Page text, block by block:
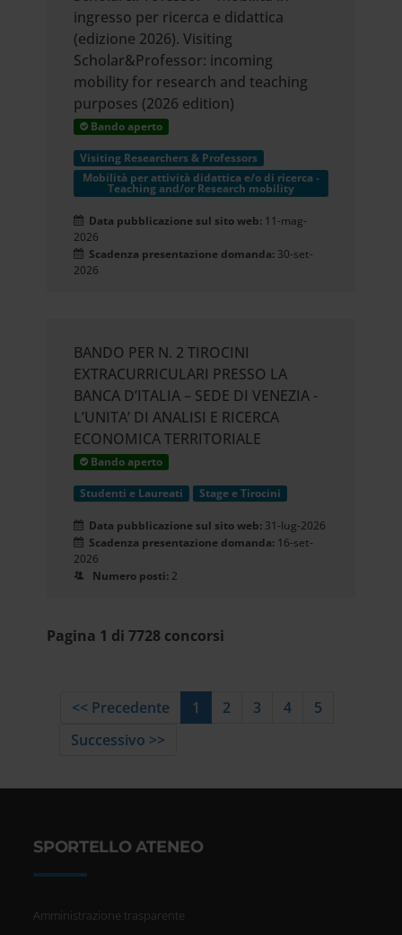
ingresso per ricerca e didattica
(edizione 2026). Visiting
Scholar&Professor: incoming
mobility for research and teaching
purposes (2026 edition)
Bando aperto
Visiting Researchers & Professors
Mobilità per attività didattica e/o di ricerca -
Teaching and/or Research mobility
Data pubblicazione sul sito web: 11-mag-
2026
Scadenza presentazione domanda: 30-set-
2026
BANDO PER N. 2 TIROCINI
EXTRACURRICULARI PRESSO LA
BANCA D’ITALIA – SEDE DI VENEZIA -
L’UNITA’ DI ANALISI E RICERCA
ECONOMICA TERRITORIALE
Bando aperto
Studenti e Laureati Stage e Tirocini
Data pubblicazione sul sito web: 31-lug-2026
Scadenza presentazione domanda: 16-set-
2026
Numero posti: 2
Pagina 1 di 7728 concorsi
<< Precedente 1 2 3 4
5
Successivo >>
SPORTELLO ATENEO
Amministrazione trasparente